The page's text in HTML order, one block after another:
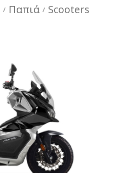
/ Παπιά / Scooters